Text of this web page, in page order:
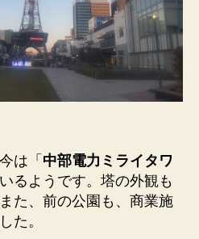
は「 中部電力ミライタワ
るようです。塔の外観も
た、前の公園も、商業施
た。